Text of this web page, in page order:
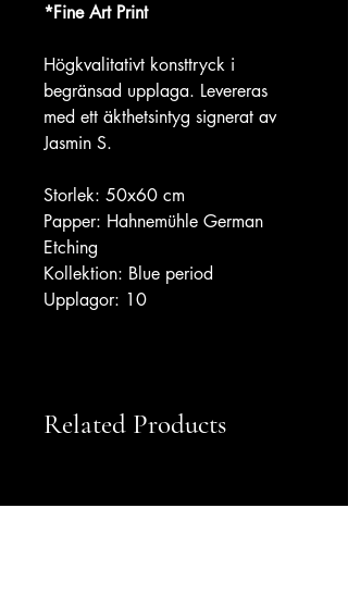
*Fine Art Print
Högkvalitativt konsttryck i
begränsad upplaga. Levereras
med ett äkthetsintyg signerat av
Jasmin S.
Storlek: 50x60 cm
Papper: Hahnemühle German
Etching
Kollektion: Blue period
Upplagor: 10
Related Products